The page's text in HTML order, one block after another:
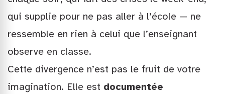
qui supplie pour ne pas aller à l’école — ne
ressemble en rien à celui que l’enseignant
observe en classe.
Cette divergence n’est pas le fruit de votre
imagination. Elle est documentée